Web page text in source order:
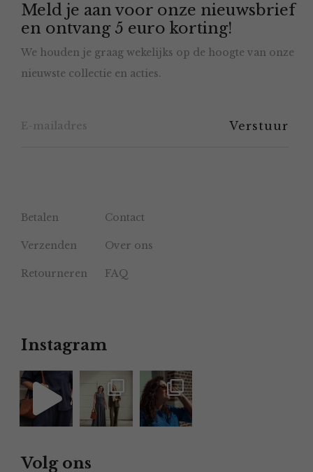
Meld je aan voor onze nieuwsbrief
en ontvang 5 euro korting!
We houden je graag wekelijks op de hoogte van onze
nieuwste collectie en acties.
Betalen Contact
Verzenden Over ons
Retourneren FAQ
Instagram
Volg ons